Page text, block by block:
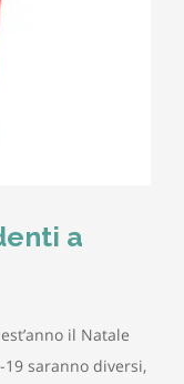
a
il Natale
19 saranno diversi,